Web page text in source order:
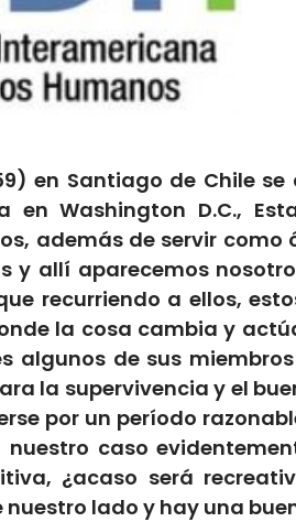
en Santiago de Chile se
Washington D.C.,
además de servir como
y allí aparecemos
recurriendo a ellos,
la cosa cambia y
algunos de sus
la supervivencia y el
por un período
caso
¿acaso será
lado y hay una